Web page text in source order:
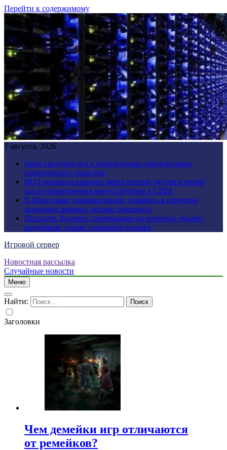
Перейти к содержимому
7 августа, 2026
Врач предупредил о неизлечимых последствиях
хронического пьянства
ВОЗ призвала принять меры против укусов клещей
после обнаружения вируса Бурбон в США
В Минздраве рекомендовали добавить в перечень
жизненно важных четыре препарата
Психолог Крупин: провокации на ретритах сможет
выдержать только здоровый человек
Игровой сервер
Новостная рассылка
Случайные новости
Меню
Найти:
Заголовки
Чем демейки игр отличаются
от ремейков?